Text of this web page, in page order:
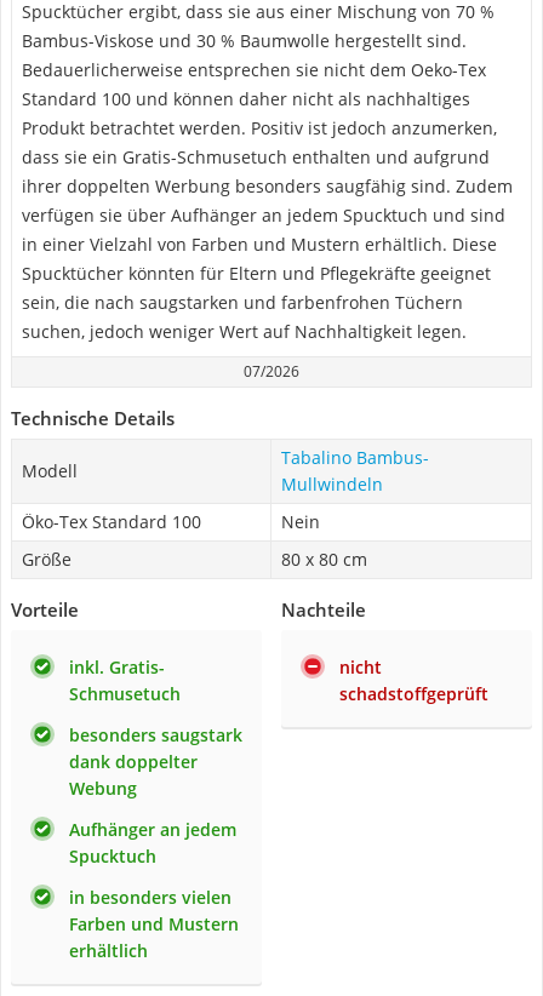
Spucktücher ergibt, dass sie aus einer Mischung von 70 %
Bambus-Viskose und 30 % Baumwolle hergestellt sind.
Bedauerlicherweise entsprechen sie nicht dem Oeko-Tex
Standard 100 und können daher nicht als nachhaltiges
Produkt betrachtet werden. Positiv ist jedoch anzumerken,
dass sie ein Gratis-Schmusetuch enthalten und aufgrund
ihrer doppelten Werbung besonders saugfähig sind. Zudem
verfügen sie über Aufhänger an jedem Spucktuch und sind
in einer Vielzahl von Farben und Mustern erhältlich. Diese
Spucktücher könnten für Eltern und Pflegekräfte geeignet
sein, die nach saugstarken und farbenfrohen Tüchern
suchen, jedoch weniger Wert auf Nachhaltigkeit legen.
07/2026
Technische Details
Modell
Tabalino Bambus-
Mullwindeln
Öko-Tex Standard 100
Nein
Größe
80 x 80 cm
Vorteile
inkl. Gratis-
Schmusetuch
besonders saugstark
dank doppelter
Webung
Aufhänger an jedem
Spucktuch
in besonders vielen
Farben und Mustern
erhältlich
Nachteile
nicht
schadstoffgeprüft